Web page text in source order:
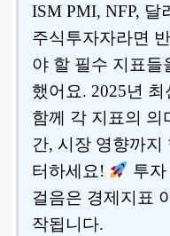
ISM PMI, NFP, 달
주식투자자라면
야 할 필수 지표들
했어요. 2025년
함께 각 지표의 의
간, 시장 영향까지
터하세요!
투자
걸음은 경제지표
작됩니다.